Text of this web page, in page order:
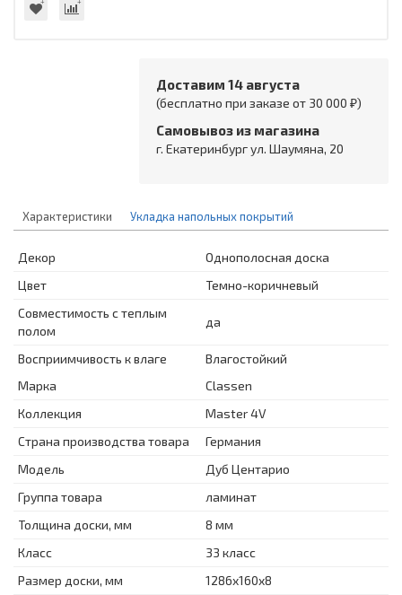
Доставим 14 августа
(бесплатно при заказе от 30 000 ₽)
Самовывоз из магазина
г. Екатеринбург ул. Шаумяна, 20
Характеристики Укладка напольных покрытий
Декор
Однополосная доска
Цвет
Темно-коричневый
Совместимость с теплым
полом
да
Восприимчивость к влаге
Влагостойкий
Марка
Classen
Коллекция
Master 4V
Страна производства товара
Германия
Модель
Дуб Центарио
Группа товара
ламинат
Толщина доски, мм
8 мм
Класс
33 класс
Размер доски, мм
1286x160x8